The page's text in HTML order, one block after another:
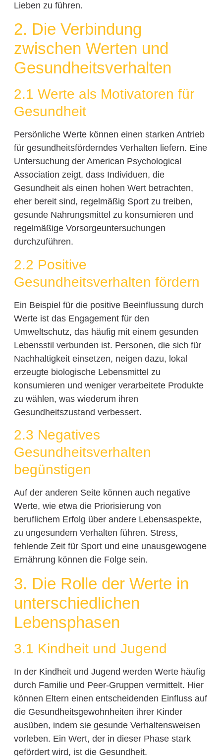
Lieben zu führen.
2. Die Verbindung
zwischen Werten und
Gesundheitsverhalten
2.1 Werte als Motivatoren für
Gesundheit
Persönliche Werte können einen starken Antrieb
für gesundheitsförderndes Verhalten liefern. Eine
Untersuchung der American Psychological
Association zeigt, dass Individuen, die
Gesundheit als einen hohen Wert betrachten,
eher bereit sind, regelmäßig Sport zu treiben,
gesunde Nahrungsmittel zu konsumieren und
regelmäßige Vorsorgeuntersuchungen
durchzuführen.
2.2 Positive
Gesundheitsverhalten fördern
Ein Beispiel für die positive Beeinflussung durch
Werte ist das Engagement für den
Umweltschutz, das häufig mit einem gesunden
Lebensstil verbunden ist. Personen, die sich für
Nachhaltigkeit einsetzen, neigen dazu, lokal
erzeugte biologische Lebensmittel zu
konsumieren und weniger verarbeitete Produkte
zu wählen, was wiederum ihren
Gesundheitszustand verbessert.
2.3 Negatives
Gesundheitsverhalten
begünstigen
Auf der anderen Seite können auch negative
Werte, wie etwa die Priorisierung von
beruflichem Erfolg über andere Lebensaspekte,
zu ungesundem Verhalten führen. Stress,
fehlende Zeit für Sport und eine unausgewogene
Ernährung können die Folge sein.
3. Die Rolle der Werte in
unterschiedlichen
Lebensphasen
3.1 Kindheit und Jugend
In der Kindheit und Jugend werden Werte häufig
durch Familie und Peer-Gruppen vermittelt. Hier
können Eltern einen entscheidenden Einfluss auf
die Gesundheitsgewohnheiten ihrer Kinder
ausüben, indem sie gesunde Verhaltensweisen
vorleben. Ein Wert, der in dieser Phase stark
gefördert wird, ist die Gesundheit.